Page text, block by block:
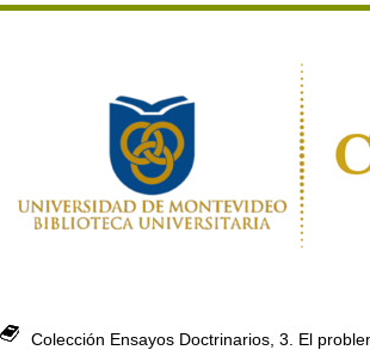
Colección Ensayos Doctrinarios, 3. El